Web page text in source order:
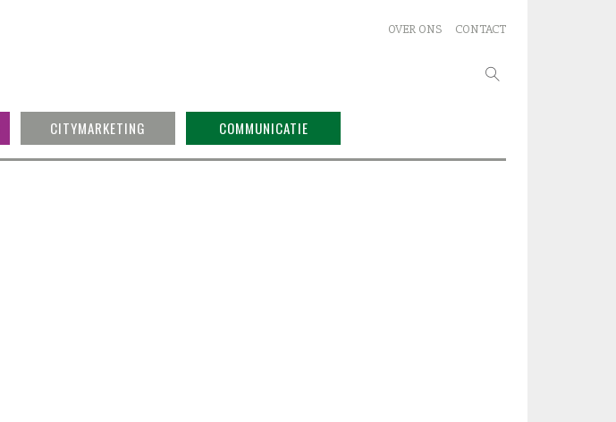
OVER ONS CONTACT
CITYMARKETING COMMUNICATIE